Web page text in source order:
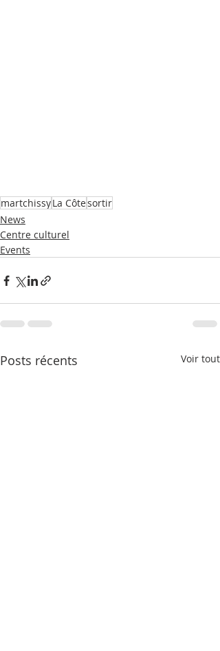
martchissyLa Côtesortir
News
Centre culturel
Events
Posts récents Voir tout